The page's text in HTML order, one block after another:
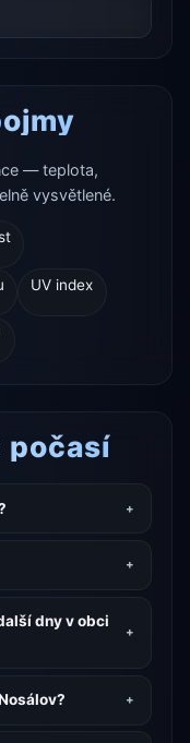
— teplota,
vysvětlené.
UV index
počasí
dny v obci